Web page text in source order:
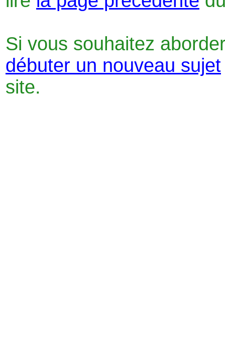
Si vous souhaitez
débuter un nouveau sujet
site.